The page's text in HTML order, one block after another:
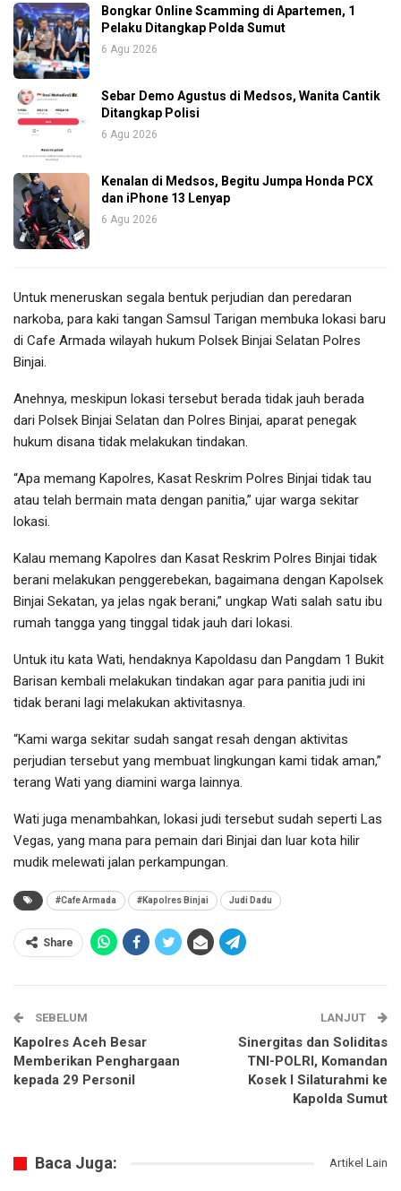
Bongkar Online Scamming di Apartemen, 1
Pelaku Ditangkap Polda Sumut
6 Agu 2026
Sebar Demo Agustus di Medsos, Wanita Cantik
Ditangkap Polisi
6 Agu 2026
Kenalan di Medsos, Begitu Jumpa Honda PCX
dan iPhone 13 Lenyap
6 Agu 2026
Untuk meneruskan segala bentuk perjudian dan peredaran
narkoba, para kaki tangan Samsul Tarigan membuka lokasi baru
di Cafe Armada wilayah hukum Polsek Binjai Selatan Polres
Binjai.
Anehnya, meskipun lokasi tersebut berada tidak jauh berada
dari Polsek Binjai Selatan dan Polres Binjai, aparat penegak
hukum disana tidak melakukan tindakan.
“Apa memang Kapolres, Kasat Reskrim Polres Binjai tidak tau
atau telah bermain mata dengan panitia,” ujar warga sekitar
lokasi.
Kalau memang Kapolres dan Kasat Reskrim Polres Binjai tidak
berani melakukan penggerebekan, bagaimana dengan Kapolsek
Binjai Sekatan, ya jelas ngak berani,” ungkap Wati salah satu ibu
rumah tangga yang tinggal tidak jauh dari lokasi.
Untuk itu kata Wati, hendaknya Kapoldasu dan Pangdam 1 Bukit
Barisan kembali melakukan tindakan agar para panitia judi ini
tidak berani lagi melakukan aktivitasnya.
“Kami warga sekitar sudah sangat resah dengan aktivitas
perjudian tersebut yang membuat lingkungan kami tidak aman,”
terang Wati yang diamini warga lainnya.
Wati juga menambahkan, lokasi judi tersebut sudah seperti Las
Vegas, yang mana para pemain dari Binjai dan luar kota hilir
mudik melewati jalan perkampungan.
#Cafe Armada #Kapolres Binjai Judi Dadu
Share
SEBELUM
Kapolres Aceh Besar
Memberikan Penghargaan
kepada 29 Personil
LANJUT
Sinergitas dan Soliditas
TNI-POLRI, Komandan
Kosek I Silaturahmi ke
Kapolda Sumut
Baca Juga: Artikel Lain